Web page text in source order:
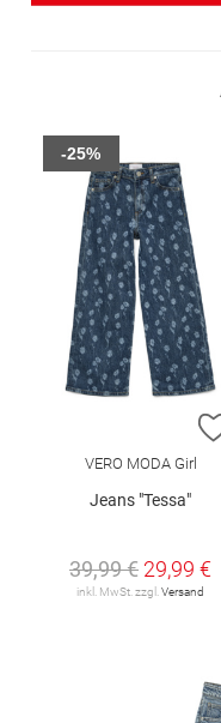
VERO MODA Girl
Jeans "Tessa"
39,99 € 29,99 €
inkl. MwSt. zzgl. Versand
-25%